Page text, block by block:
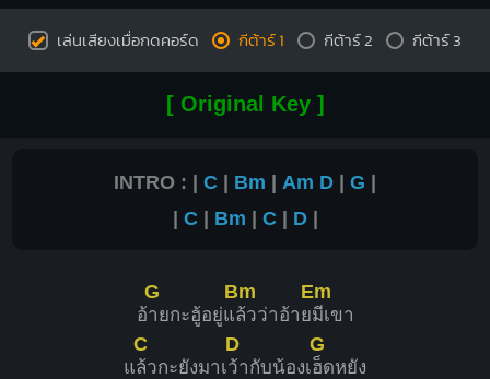
เล่นเสียงเมื่อกดคอร์ด กีต้าร์ 1 กีต้าร์ 2 กีต้าร์ 3
[ Original Key ]
INTRO : | C | Bm | Am D | G |
| C | Bm | C | D|
อ้
G
ายกะฮู้อยู่แ
Bm
ล้วว่าอ้าย
Em
มีเขา
แ
C
ล้วกะยังมาเ
D
ว้ากับน้องเ
G
ฮ็ดหยัง